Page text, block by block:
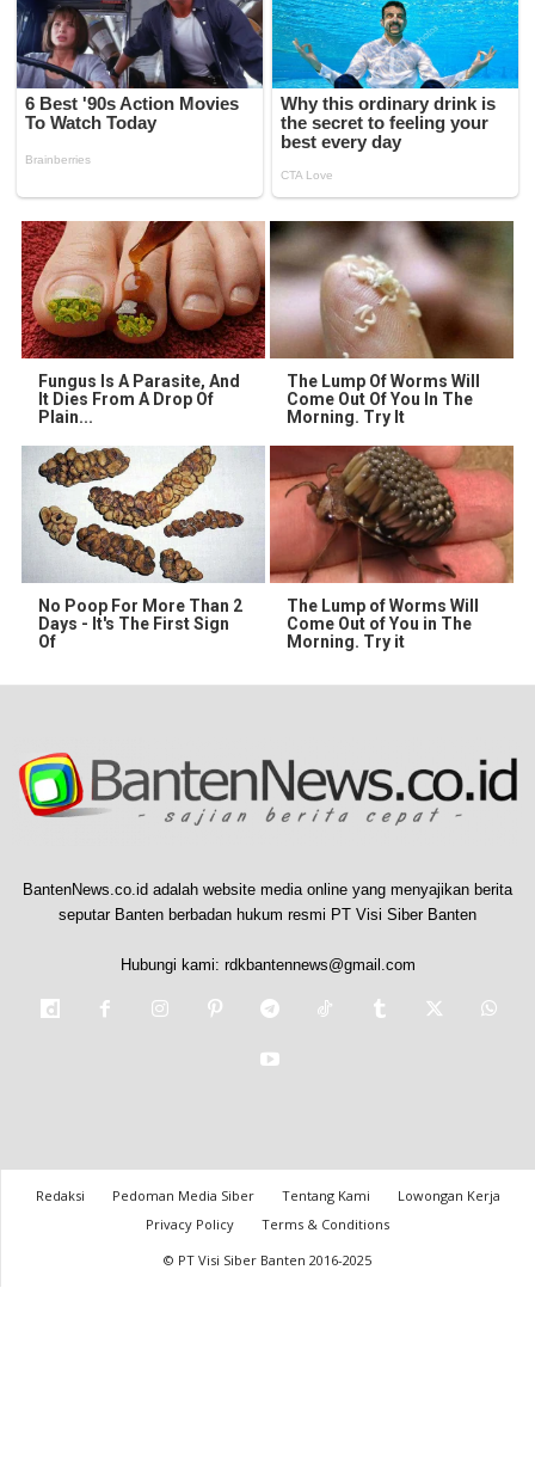
Fungus Is A Parasite, And
It Dies From A Drop Of
Plain...
The Lump Of Worms Will
Come Out Of You In The
Morning. Try It
No Poop For More Than 2
Days - It's The First Sign
Of
The Lump of Worms Will
Come Out of You in The
Morning. Try it
BantenNews.co.id adalah website media online yang menyajikan berita
seputar Banten berbadan hukum resmi PT Visi Siber Banten
Hubungi kami: rdkbantennews@gmail.com
Redaksi Pedoman Media Siber Tentang Kami
Lowongan Kerja
Privacy Policy
Terms & Conditions
© PT Visi Siber Banten 2016-2025